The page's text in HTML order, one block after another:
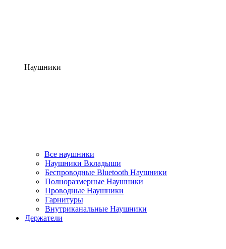
Наушники
Все наушники
Наушники Вкладыши
Беспроводные Bluetooth Наушники
Полноразмерные Наушники
Проводные Наушники
Гарнитуры
Внутриканальные Наушники
Держатели